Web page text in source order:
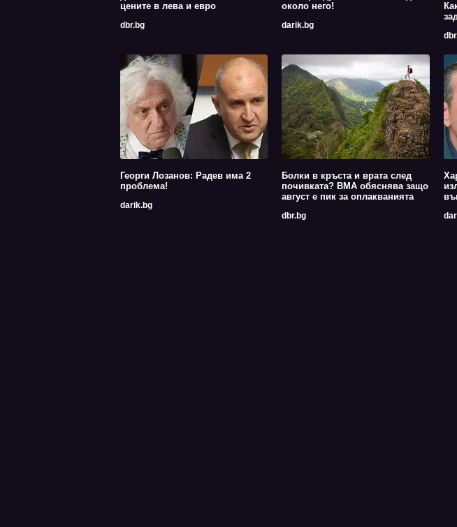
цените в лева и евро
dbr.bg
около него!
darik.bg
Георги Лозанов: Радев има 2
проблема!
darik.bg
Болки в кръста и врата след
почивката? ВМА обяснява защо
август е пик за оплакванията
dbr.bg